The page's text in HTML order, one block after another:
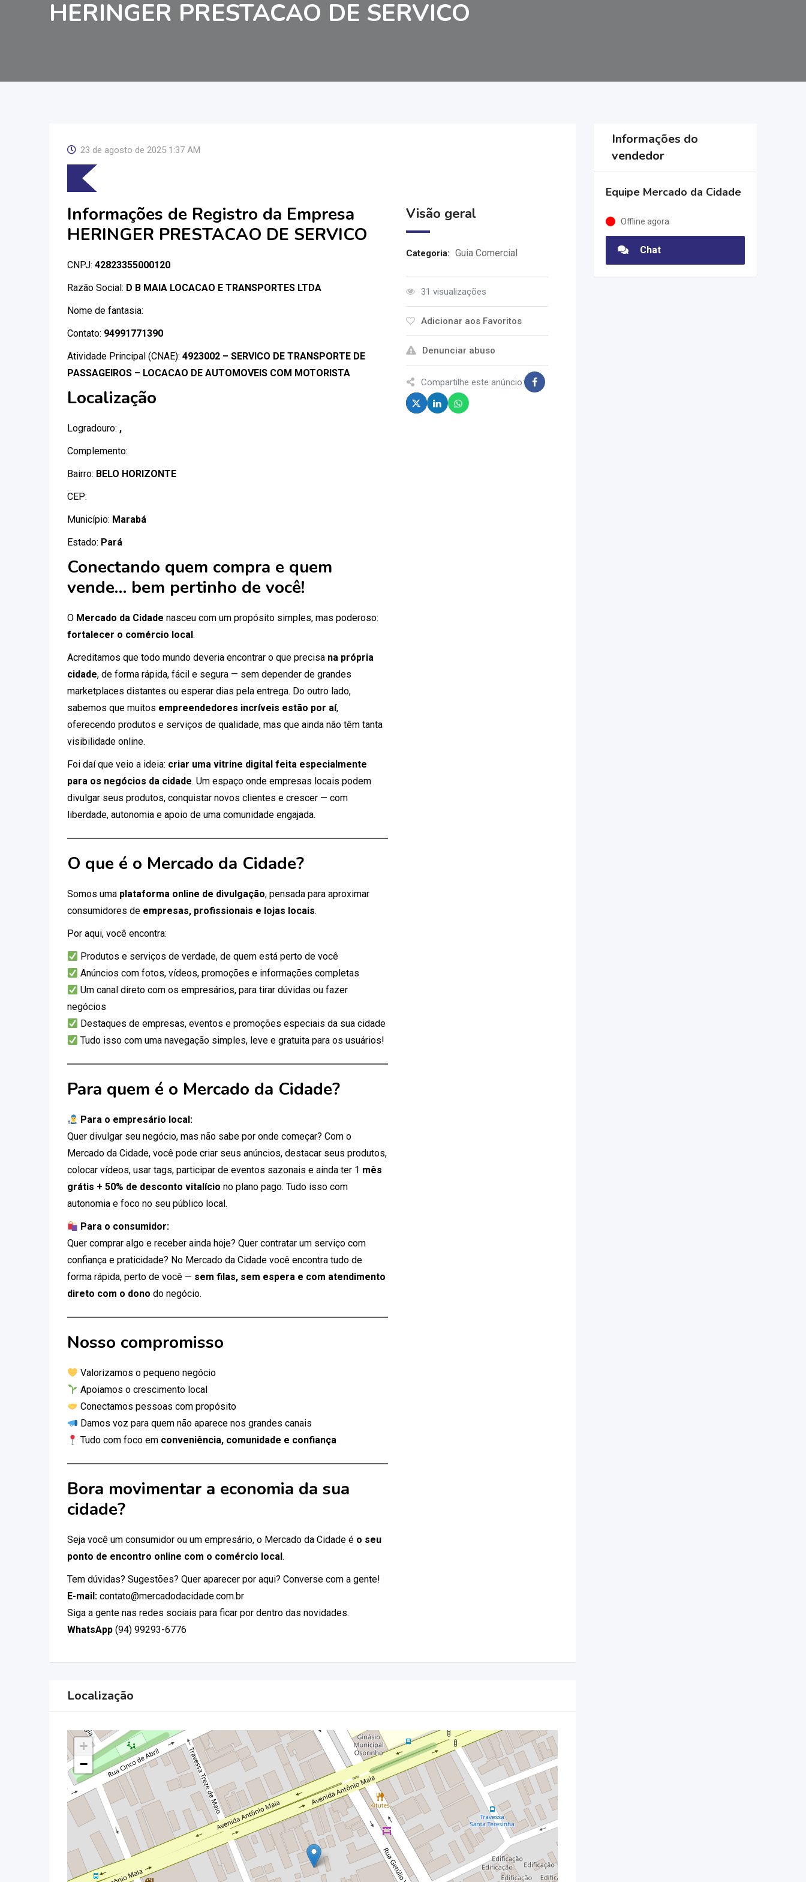
HERINGER PRESTACAO DE SERVICO
23 de agosto de 2025 1:37 AM
Informações de Registro da Empresa
HERINGER PRESTACAO DE SERVICO
CNPJ: 42823355000120
Razão Social: D B MAIA LOCACAO E TRANSPORTES LTDA
Nome de fantasia:
Contato: 94991771390
Atividade Principal (CNAE): 4923002 – SERVICO DE TRANSPORTE DE
PASSAGEIROS – LOCACAO DE AUTOMOVEIS COM MOTORISTA
Localização
Logradouro: ,
Complemento:
Bairro: BELO HORIZONTE
CEP:
Município: Marabá
Estado: Pará
Conectando quem compra e quem
vende… bem pertinho de você!
O Mercado da Cidade nasceu com um propósito simples, mas poderoso:
fortalecer o comércio local.
Acreditamos que todo mundo deveria encontrar o que precisa na própria
cidade, de forma rápida, fácil e segura — sem depender de grandes
marketplaces distantes ou esperar dias pela entrega. Do outro lado,
sabemos que muitos empreendedores incríveis estão por aí,
oferecendo produtos e serviços de qualidade, mas que ainda não têm tanta
visibilidade online.
Foi daí que veio a ideia: criar uma vitrine digital feita especialmente
para os negócios da cidade. Um espaço onde empresas locais podem
divulgar seus produtos, conquistar novos clientes e crescer — com
liberdade, autonomia e apoio de uma comunidade engajada.
O que é o Mercado da Cidade?
Somos uma plataforma online de divulgação, pensada para aproximar
consumidores de empresas, profissionais e lojas locais.
Por aqui, você encontra:
Produtos e serviços de verdade, de quem está perto de você
Anúncios com fotos, vídeos, promoções e informações completas
Um canal direto com os empresários, para tirar dúvidas ou fazer
negócios
Destaques de empresas, eventos e promoções especiais da sua cidade
Tudo isso com uma navegação simples, leve e gratuita para os usuários!
Para quem é o Mercado da Cidade?
Para o empresário local:
Quer divulgar seu negócio, mas não sabe por onde começar? Com o
Mercado da Cidade, você pode criar seus anúncios, destacar seus produtos,
colocar vídeos, usar tags, participar de eventos sazonais e ainda ter 1 mês
grátis + 50% de desconto vitalício no plano pago. Tudo isso com
autonomia e foco no seu público local.
Para o consumidor:
Quer comprar algo e receber ainda hoje? Quer contratar um serviço com
confiança e praticidade? No Mercado da Cidade você encontra tudo de
forma rápida, perto de você — sem filas, sem espera e com atendimento
direto com o dono do negócio.
Nosso compromisso
Valorizamos o pequeno negócio
Apoiamos o crescimento local
Conectamos pessoas com propósito
Damos voz para quem não aparece nos grandes canais
Tudo com foco em conveniência, comunidade e confiança
Bora movimentar a economia da sua
cidade?
Seja você um consumidor ou um empresário, o Mercado da Cidade é o seu
ponto de encontro online com o comércio local.
Tem dúvidas? Sugestões? Quer aparecer por aqui? Converse com a gente!
E-mail: contato@mercadodacidade.com.br
Siga a gente nas redes sociais para ficar por dentro das novidades.
WhatsApp (94) 99293-6776
Visão geral
Categoria: Guia Comercial
31 visualizações
Adicionar aos Favoritos
Denunciar abuso
Compartilhe este anúncio:
Localização
+
−
Informações do
vendedor
Equipe Mercado da Cidade
Offline agora
Chat